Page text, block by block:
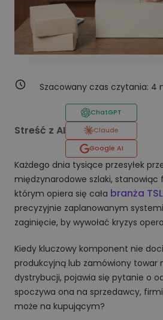
Szacowany czas czytania: 4
Streść z AI
ChatGPT
Claude
Google AI
Każdego dnia tysiące przesyłek
międzynarodowe szlaki,
którym opiera się cała branża TSL
precyzyjnie zaplanowanym
zaginięcie, by wywołać kryzys
Kiedy kluczowy komponent nie
produkcyjną lub zamówiony towar
dystrybucji, pojawia się pytanie o
spoczywa ona na sprzedawcy,
może na kupującym?